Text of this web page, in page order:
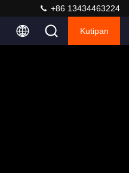
+86 13434463224
Kutipan